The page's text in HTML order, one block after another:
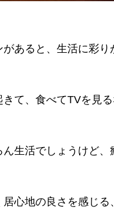
あると、生活に彩り
て、食べてTVを見る
生活でしょうけど、
心地の良さを感じる